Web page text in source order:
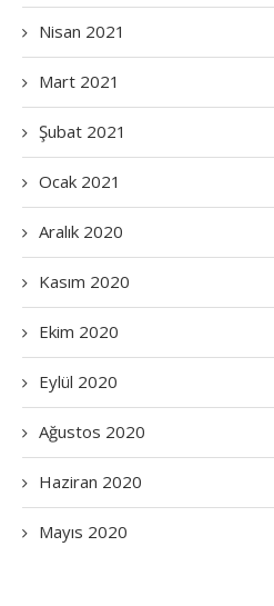
Nisan 2021
Mart 2021
Şubat 2021
Ocak 2021
Aralık 2020
Kasım 2020
Ekim 2020
Eylül 2020
Ağustos 2020
Haziran 2020
Mayıs 2020